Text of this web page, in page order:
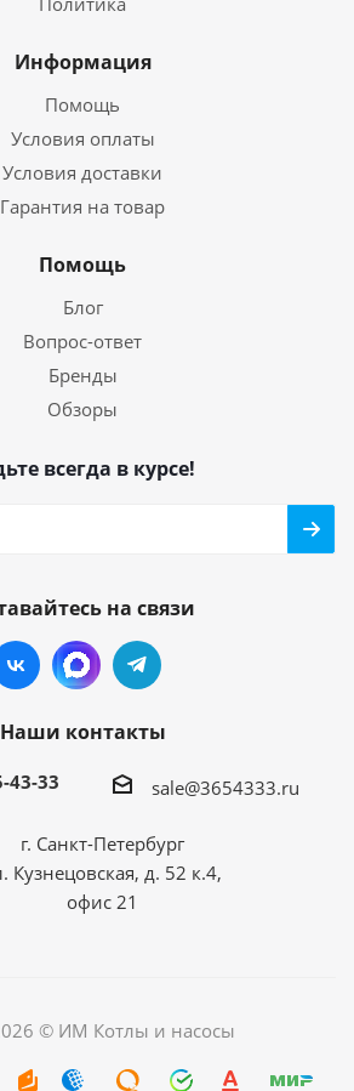
Информация
Помощь
Условия оплаты
Условия доставки
Гарантия на товар
Помощь
Блог
Вопрос-ответ
Бренды
Обзоры
всегда в курсе!
на связи
Наши контакты
43-33 sale@3654333.ru
г. Санкт-Петербург
Кузнецовская, д. 52 к.4,
офис 21
© ИМ Котлы и насосы